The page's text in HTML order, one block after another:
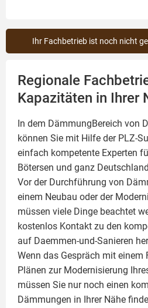
Ihr Fachbetrieb ist noch nicht
Regionale
Kapazitäten in Ihrer
In dem DämmungBereich von
können Sie mit Hilfe der PLZ-
einfach kompetente Experten
Bötersen und ganz
Vor der Durchführung von
einem Neubau oder der
müssen viele Dinge beachtet
kostenlos Kontakt zu den
auf Daemmen-und-Sanieren
Wenn das Gespräch mit einem
Plänen zur Modernisierung
müssen Sie nur noch einen
Dämmungen in Ihrer Nähe